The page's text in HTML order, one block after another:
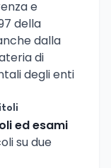
e
della
dalla
di
degli enti
ed esami
su due